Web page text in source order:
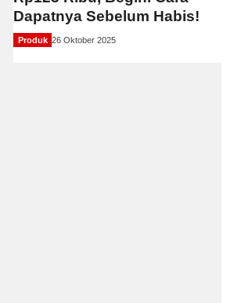
Dapatnya Sebelum Habis!
Produk 26 Oktober 2025